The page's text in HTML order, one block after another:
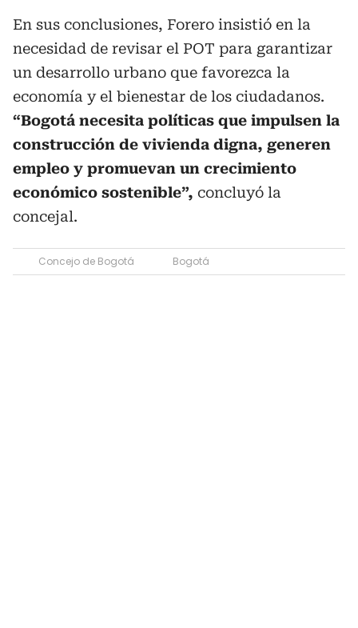
En sus conclusiones, Forero insistió en la
necesidad de revisar el POT para garantizar
un desarrollo urbano que favorezca la
economía y el bienestar de los ciudadanos.
“Bogotá necesita políticas que impulsen la
construcción de vivienda digna, generen
empleo y promuevan un crecimiento
económico sostenible”, concluyó la
concejal.
Concejo de Bogotá Bogotá